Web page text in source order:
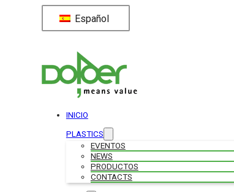
Español
INICIO
PLASTICS
EVENTOS
NEWS
PRODUCTOS
CONTACTS